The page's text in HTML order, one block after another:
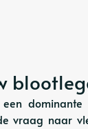
een
vraag naar